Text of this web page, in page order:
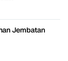
Jembatan